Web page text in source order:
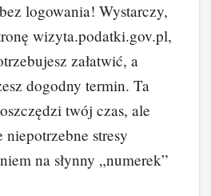
logowania! Wystarczy,
wizyta.podatki.gov.pl,
załatwić, a
dogodny termin. Ta
twój czas, ale
stresy
na słynny „numerek”